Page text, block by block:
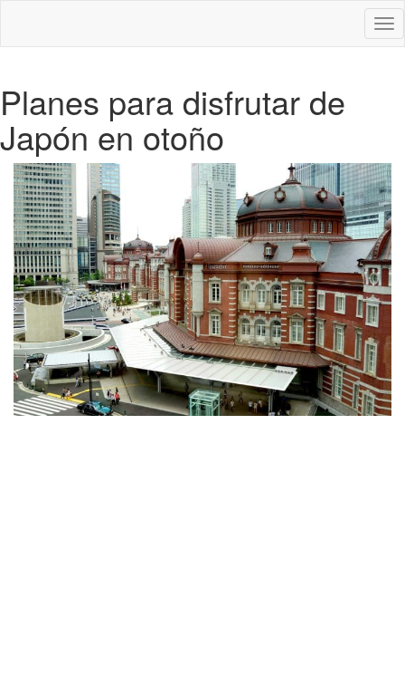
Planes para disfrutar de
Japón en otoño